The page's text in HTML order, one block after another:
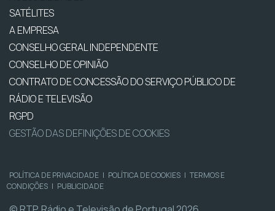
SATÉLITES
A EMPRESA
CONSELHO GERAL INDEPENDENTE
CONSELHO DE OPINIÃO
CONTRATO DE CONCESSÃO DO SERVIÇO PÚBLICO DE
RÁDIO E TELEVISÃO
RGPD
GESTÃO DAS DEFINIÇÕES DE COOKIES
POLÍTICA DE PRIVACIDADE | POLÍTICA DE COOKIES | TERMOS E
CONDIÇÕES | PUBLICIDADE